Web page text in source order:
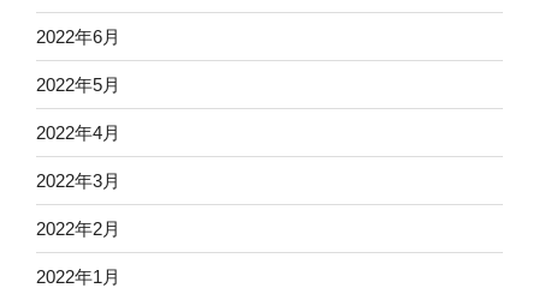
2022年6月
2022年5月
2022年4月
2022年3月
2022年2月
2022年1月